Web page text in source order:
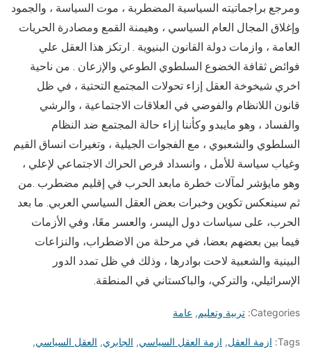
ومرجع براجماتيته السياسية المضطربة ، موت السياسة ، والجمود
وإغلاق المجال العام السياسي ، وهيمنة القمع ومصادرة الحريات
العامة ، وازمات دولة القانون البنيوية . ارتكز هذا العقل علي
فوائض ثقافة الخضوع السلطوي الطوعي والإزعان . من ناحية
اخري شيخوخة العقل إزاء تحولات المجتمع التحتية ، في ظل
قانون اللانظام والفوضي في العلاقات الاجتماعية ، والرشي
والفساد ، وهو مايبدو وكأننا إزاء حالة المجتمع ضد النظام
السلطوي والشعبوي ، مع الفجوات الجيلية ، وتغيرات انساق القيم
وغياب سياسة للأمل ، وانسداد فرص الحراك الاجتماعي لإعلي ،
وهو مايؤشر لمآلات خطرة مابعد الحرب في إقليم مضطرب .من
ثم سينعكس تكوين وخبرات بعض العقل السياسي العربي. ما بعد
الحرب، على سياسات دول اليسر، والعسر معًا، وفي الأزمات
فيما بين بعضهم بعضا، في مرحلة من الاضطراب، والنزاعات
البينية والشعبية لاحت بوادرها ، وذلك في ظل تمدد الدور
الإسرائيلي، والتركي، والباكستاني في المنطقة.
Categories: تربية وتعليم, عامة
Tags: ازمة العقل, ازمة العقل السياسي, الجابري, العقل السياسي,